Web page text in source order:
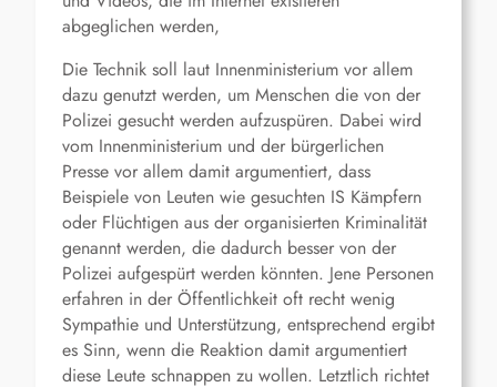
abgeglichen werden,
Die Technik soll laut Innenministerium vor allem
dazu genutzt werden, um Menschen die von der
Polizei gesucht werden aufzuspüren. Dabei wird
vom Innenministerium und der bürgerlichen
Presse vor allem damit argumentiert, dass
Beispiele von Leuten wie gesuchten IS Kämpfern
oder Flüchtigen aus der organisierten Kriminalität
genannt werden, die dadurch besser von der
Polizei aufgespürt werden könnten. Jene Personen
erfahren in der Öffentlichkeit oft recht wenig
Sympathie und Unterstützung, entsprechend ergibt
es Sinn, wenn die Reaktion damit argumentiert
diese Leute schnappen zu wollen. Letztlich richtet